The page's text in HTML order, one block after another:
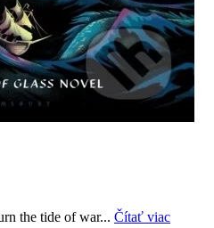
the tide of war... Čítať viac